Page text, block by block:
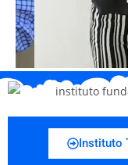
Instituto